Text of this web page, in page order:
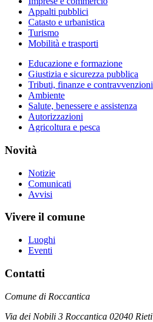
Appalti pubblici
Catasto e urbanistica
Turismo
Mobilità e trasporti
Educazione e formazione
Giustizia e sicurezza pubblica
Tributi, finanze e contravvenzioni
Ambiente
Salute, benessere e assistenza
Autorizzazioni
Agricoltura e pesca
Novità
Notizie
Comunicati
Avvisi
Vivere il comune
Luoghi
Eventi
Contatti
Comune di Roccantica
Via dei Nobili 3 Roccantica 02040 Rieti